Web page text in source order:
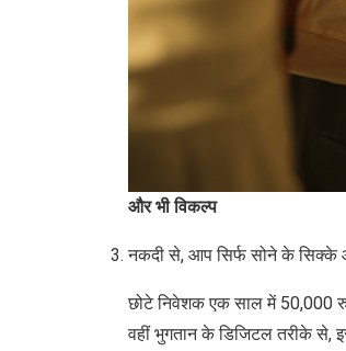
और भी विकल्प
नकदी से, आप सिर्फ सोने के
छोटे निवेशक एक साल में 50,000
वहीं भुगतान के डिजिटल तरीके से,